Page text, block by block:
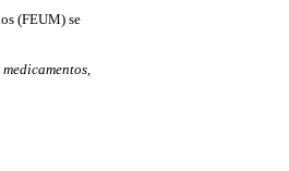
(FEUM) se